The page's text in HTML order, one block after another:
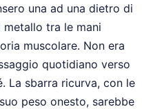
una ad una dietro di
metallo tra le mani
muscolare. Non era
quotidiano verso
La sbarra ricurva, con le
peso onesto, sarebbe